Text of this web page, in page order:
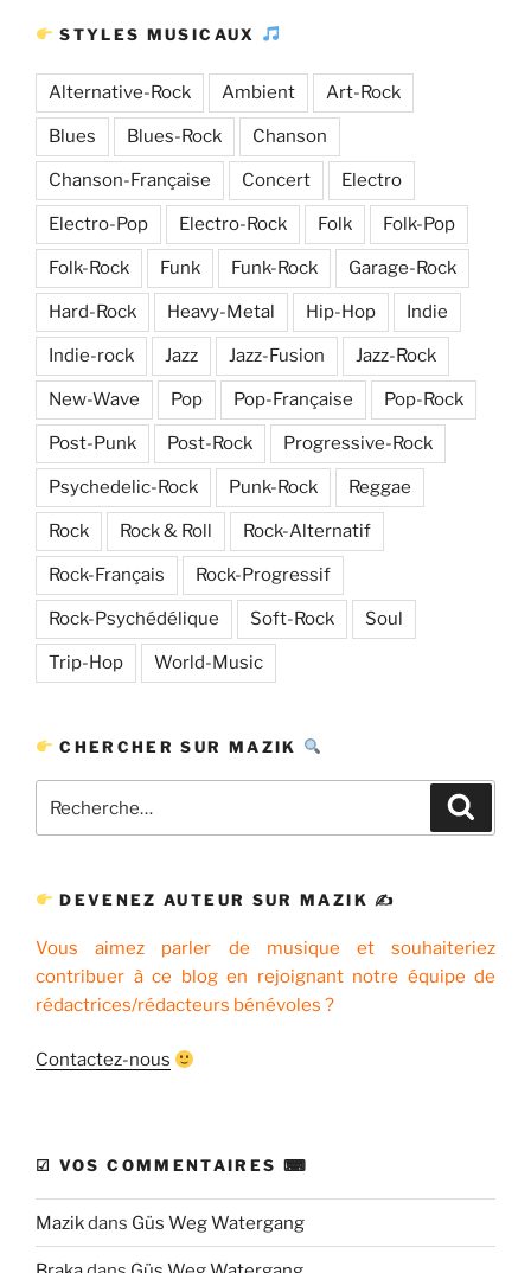
STYLES MUSICAUX
Alternative-Rock Ambient Art-Rock
Blues Blues-Rock Chanson
Chanson-Française Concert Electro
Electro-Pop Electro-Rock Folk Folk-Pop
Folk-Rock Funk Funk-Rock Garage-Rock
Hard-Rock Heavy-Metal Hip-Hop Indie
Indie-rock Jazz Jazz-Fusion Jazz-Rock
New-Wave Pop Pop-Française Pop-Rock
Post-Punk Post-Rock Progressive-Rock
Psychedelic-Rock Punk-Rock Reggae
Rock Rock & Roll Rock-Alternatif
Rock-Français Rock-Progressif
Rock-Psychédélique Soft-Rock Soul
Trip-Hop World-Music
CHERCHER SUR MAZIK
pour
DEVENEZ AUTEUR SUR MAZIK ✍
Vous aimez parler de musique et souhaiteriez
contribuer à ce blog en rejoignant notre équipe de
rédactrices/rédacteurs bénévoles ?
Contactez-nous
☑ VOS COMMENTAIRES ⌨
Mazikdans Güs Weg Watergang